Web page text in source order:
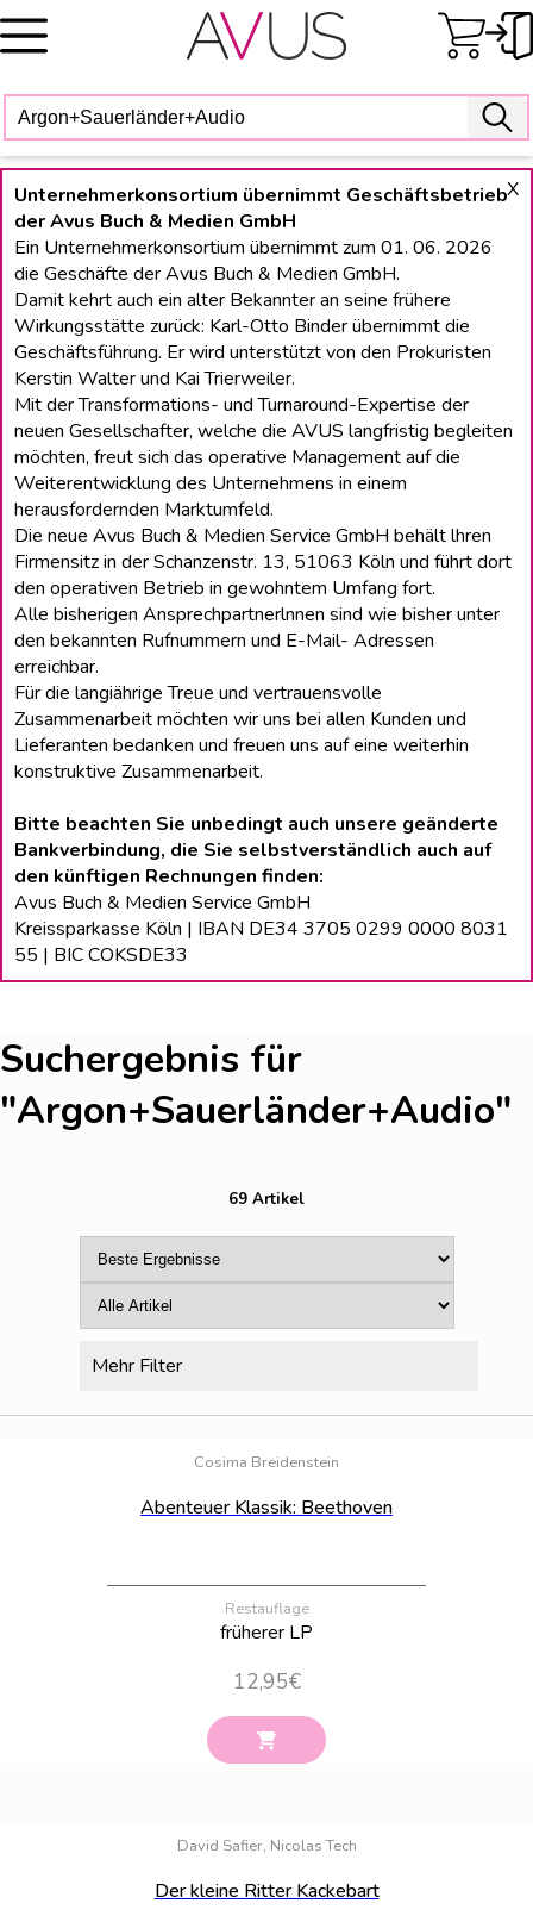
Skip
to
X
Unternehmerkonsortium übernimmt Geschäftsbetrieb
der Avus Buch & Medien GmbH
Ein Unternehmerkonsortium übernimmt zum 01. 06. 2026
die Geschäfte der Avus Buch & Medien GmbH.
Damit kehrt auch ein alter Bekannter an seine frühere
Wirkungsstätte zurück: Karl-Otto Binder übernimmt die
Geschäftsführung. Er wird unterstützt von den Prokuristen
Kerstin Walter und Kai Trierweiler.
Mit der Transformations- und Turnaround-Expertise der
neuen Gesellschafter, welche die AVUS langfristig begleiten
möchten, freut sich das operative Management auf die
Weiterentwicklung des Unternehmens in einem
herausfordernden Marktumfeld.
Die neue Avus Buch & Medien Service GmbH behält lhren
Firmensitz in der Schanzenstr. 13, 51063 Köln und führt dort
den operativen Betrieb in gewohntem Umfang fort.
Alle bisherigen Ansprechpartnerlnnen sind wie bisher unter
den bekannten Rufnummern und E-Mail- Adressen
erreichbar.
Für die langiährige Treue und vertrauensvolle
Zusammenarbeit möchten wir uns bei allen Kunden und
Lieferanten bedanken und freuen uns auf eine weiterhin
konstruktive Zusammenarbeit.
Bitte beachten Sie unbedingt auch unsere geänderte
Bankverbindung, die Sie selbstverständlich auch auf
den künftigen Rechnungen finden:
Avus Buch & Medien Service GmbH
Kreissparkasse Köln | IBAN DE34 3705 0299 0000 8031
55 | BIC COKSDE33
Suchergebnis für
"Argon+Sauerländer+Audio"
69 Artikel
Mehr Filter
Cosima Breidenstein
Abenteuer Klassik: Beethoven
Restauflage
früherer LP
12,95€
David Safier, Nicolas Tech
Der kleine Ritter Kackebart